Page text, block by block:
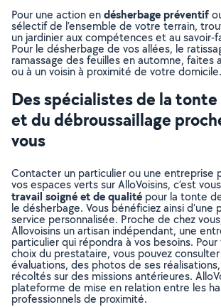
Pour une action endésherbage préventif
sélectif de l’ensemble de votre terrain,
un jardinier aux compétences et au savoir-
Pour le désherbage de vos allées, le
ramassage des feuilles en automne, faites
ou à un voisin à proximité de votre domicile.
Des spécialistes de la
et du débroussaillage
vous
Contacter un particulier ou une entreprise
vos espaces verts sur AlloVoisins, c’est
travail soigné et de qualité pour la tonte
le désherbage. Vous bénéficiez ainsi d’une
service personnalisée. Proche de chez
Allovoisins un artisan indépendant, une
particulier qui répondra à vos besoins.
choix du prestataire, vous pouvez
évaluations, des photos de ses
récoltés sur des missions antérieures.
plateforme de mise en relation entre les
professionnels de proximité.